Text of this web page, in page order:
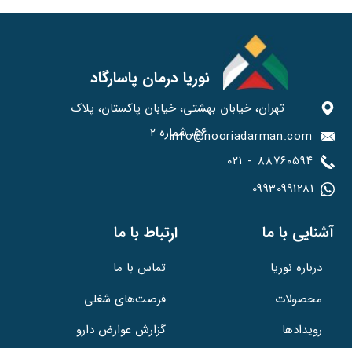
نوریا درمان پاسارگاد
۰۲۱ - ۸۸۷۶۰۵۹۴
تهران، خیابان بهشتی، خیابان پاکستان، پلاک
۵۶، شماره ۲
09930991281​​​​​​​
info@nooriadarman.com​​​​​
تماس با ما
فرصت‌های شغلی
گزارش عوارض دارو
ارتباط با ما
درباره نوریا
محصولات
رویدادها
​آشنایی با ما